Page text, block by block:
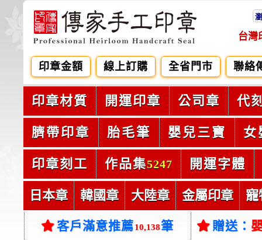
台灣
印章金額 線上訂購 全省門市 聯絡
印章材質 開運印章 公司章 代
臍帶印章 胎毛筆 嬰兒三寶 女
印章刻工 作品集5247 開運字體
日本章 韓國章 大陸章 金屬印章 寵
客戶滿意推薦10,138筆 贈送：